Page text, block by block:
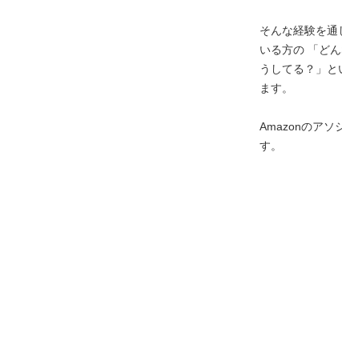
そんな経験を
いる方の 「ど
うしてる？」
ます。
Amazonのアソ
す。